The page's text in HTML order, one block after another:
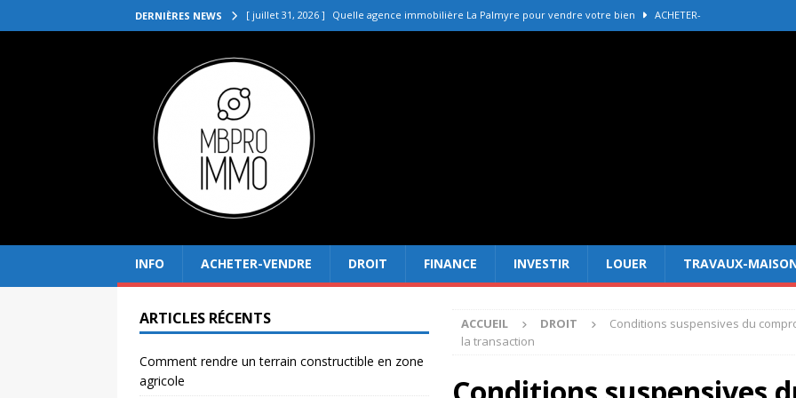
DERNIÈRES NEWS [ juillet 31, 2026 ] Quelle agence immobilière La Palmyre pour vendre votre bien ACHETER-
[ juillet 27, 2026 ]
[ juillet 23, 2026 ]
[ juillet 19, 2026 ]
[ août 4, 2026 ]
INFO ACHETER-VENDRE DROIT FINANCE INVESTIR LOUER TRAVAUX-
ACCUEIL DROIT
Conditions suspensives du
la transaction
ARTICLES RÉCENTS
Comment rendre un terrain constructible en zone
agricole